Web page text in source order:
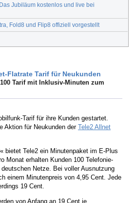
Jubiläum kostenlos und live bei
Fold8 und Flip8 offiziell vorgestellt
Flatrate Tarif für Neukunden
Tarif mit Inklusiv-Minuten zum
Tarif für ihre Kunden gestartet.
Aktion für Neukunden der Tele2 Allnet
bietet Tele2 ein Minutenpaket im E-Plus
Monat erhalten Kunden 100 Telefonie-
Netze. Bei voller Ausnutzung
einem Minutenpreis von 4,95 Cent. Jede
19 Cent.
von Anfang an 19 Cent je